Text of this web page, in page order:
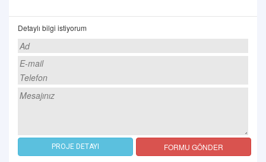
Detaylı bilgi istiyorum
PROJE DETAYI FORMU GÖNDER